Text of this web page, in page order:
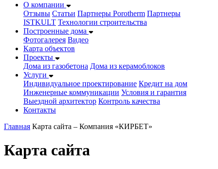
О компании
Отзывы Статьи Партнеры Porotherm Партнеры
ISTKULT Технологии строительства
Построенные дома
Фотогалерея Видео
Карта объектов
Проекты
Дома из газобетонa Дома из керамоблоков
Услуги
Индивидуальное проектирование Кредит на дом
Инженерные коммуникации Условия и гарантия
Выездной архитектор Контроль качества
Контакты
Главная Карта сайта – Компания «КИРБЕТ»
Карта сайта